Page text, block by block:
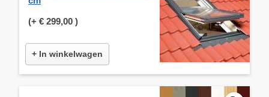
(+ € 299,00 )
+ In winkelwagen